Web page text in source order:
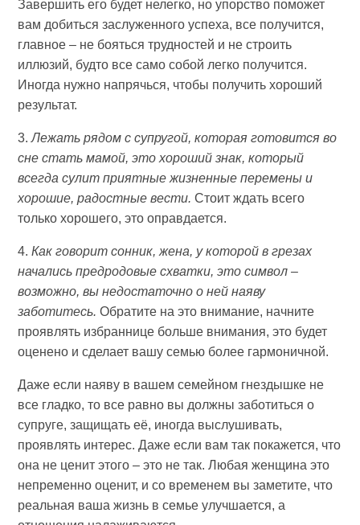
Завершить его будет нелегко, но упорство поможет
вам добиться заслуженного успеха, все получится,
главное – не бояться трудностей и не строить
иллюзий, будто все само собой легко получится.
Иногда нужно напрячься, чтобы получить хороший
результат.
3.Лежать рядом с супругой, которая готовится во
сне стать мамой, это хороший знак, который
всегда сулит приятные жизненные перемены и
хорошие, радостные вести. Стоит ждать всего
только хорошего, это оправдается.
4.Как говорит сонник, жена, у которой в грезах
начались предродовые схватки, это символ –
возможно, вы недостаточно о ней наяву
заботитесь. Обратите на это внимание, начните
проявлять избраннице больше внимания, это будет
оценено и сделает вашу семью более гармоничной.
Даже если наяву в вашем семейном гнездышке не
все гладко, то все равно вы должны заботиться о
супруге, защищать её, иногда выслушивать,
проявлять интерес. Даже если вам так покажется, что
она не ценит этого – это не так. Любая женщина это
непременно оценит, и со временем вы заметите, что
реальная ваша жизнь в семье улучшается, а